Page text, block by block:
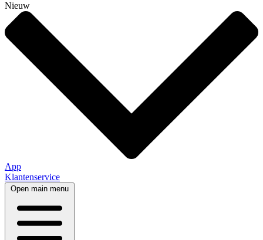
Nieuw
App
Klantenservice
Open main menu